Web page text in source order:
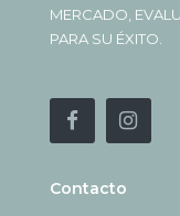
MERCADO,
PARA SU ÉXITO.
Contacto